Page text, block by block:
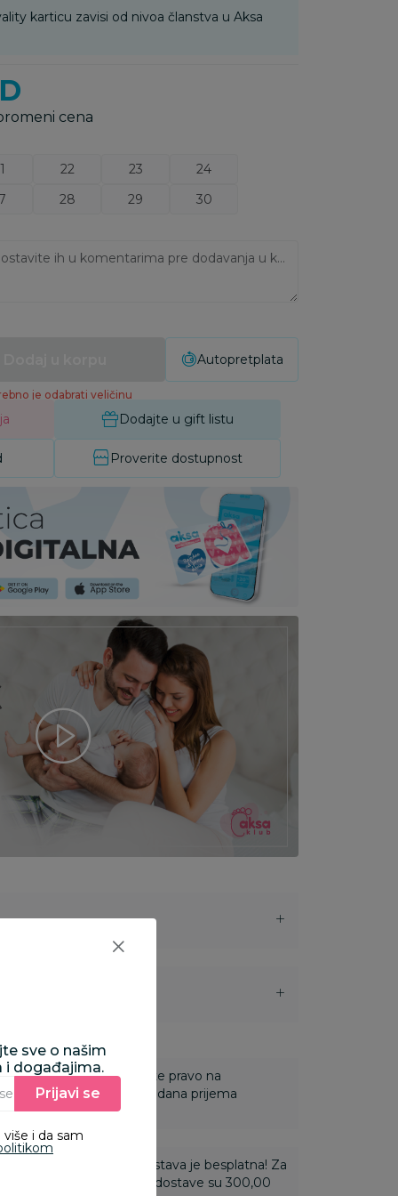
karticu zavisi od nivoa članstva u Aksa
cena
22 23
24
28 29 30
Ukoliko imate napomene, ostavite ih u komentarima pre dodavanja u korpu:
je odabrati veličinu
Autopretplata
Dodajte u gift listu
Proverite dostupnost
online porudžbine imate pravo na
u roku od 14 dana od dana prijema
3.500,00 rsd i više dostava je besplatna! Za
3.499,99 rsd troškovi dostave su 300,00
sve o našim
i događajima.
Unesite Vašu e‑mail adresu da biste se prijavili na newsletter.
Prijavi se
i da sam